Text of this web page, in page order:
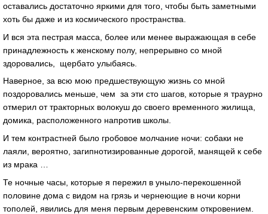
оставались достаточно яркими для того, чтобы быть заметными
хоть бы даже и из космического пространства.
И вся эта пестрая масса, более или менее выражающая в себе
принадлежность к женскому полу, непрерывно со мной
здоровались, щербато улыбаясь.
Наверное, за всю мою предшествующую жизнь со мной
поздоровались меньше, чем за эти сто шагов, которые я траурно
отмерил от тракторных волокуш до своего временного жилища,
домика, расположенного напротив школы.
И тем контрастней было гробовое молчание ночи: собаки не
лаяли, вероятно, загипнотизированные дорогой, манящей к себе
из мрака …
Те ночные часы, которые я пережил в уныло-перекошенной
половине дома с видом на грязь и чернеющие в ночи корни
тополей, явились для меня первым деревенским откровением.